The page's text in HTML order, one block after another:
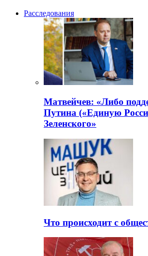
Расследования
Матвейчев: «Либо
Путина («Единую
Зеленского»
Что происходит с